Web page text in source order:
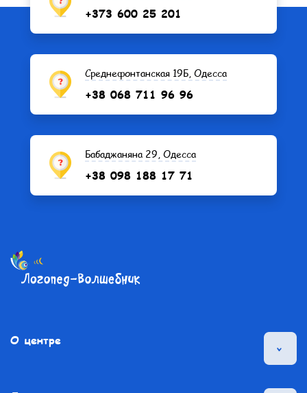
+373 600 25 201
Среднефонтанская 19Б, Одесса
+38 068 711 96 96
Бабаджаняна 29, Одесса
+38 098 188 17 71
О центре